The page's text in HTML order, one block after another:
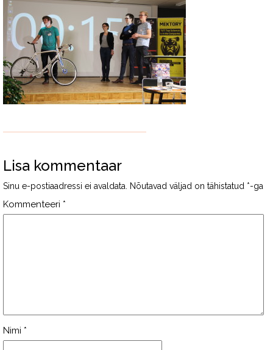
Lisa kommentaar
Sinu e-postiaadressi ei avaldata. Nõutavad väljad on tähistatud *-ga
Kommenteeri *
Nimi *